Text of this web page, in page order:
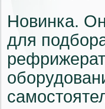
Новинка.
для